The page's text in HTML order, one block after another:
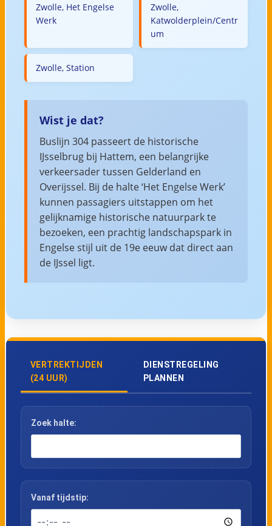
Zwolle, Het Engelse
Werk
Zwolle,
Katwolderplein/Centr
um
Zwolle, Station
Wist je dat?
Buslijn 304 passeert de historische
IJsselbrug bij Hattem, een belangrijke
verkeersader tussen Gelderland en
Overijssel. Bij de halte ‘Het Engelse Werk’
kunnen passagiers uitstappen om het
gelijknamige historische natuurpark te
bezoeken, een prachtig landschapspark in
Engelse stijl uit de 19e eeuw dat direct aan
de IJssel ligt.
VERTREKTIJDEN
(24 UUR)
DIENSTREGELING
PLANNEN
Zoek halte:
Vanaf tijdstip: